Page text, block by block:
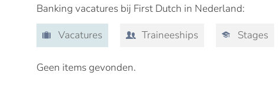
Banking vacatures bij First Dutch in Nederland:
Vacatures
Traineeships Stages
Geen items gevonden.